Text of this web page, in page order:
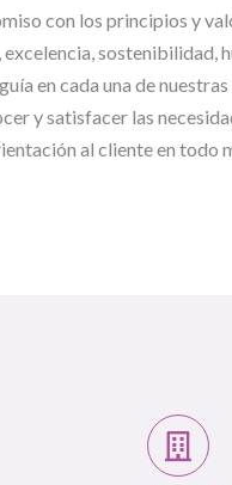
con los principios y
sostenibilidad,
en cada una de
y satisfacer las
al cliente en todo